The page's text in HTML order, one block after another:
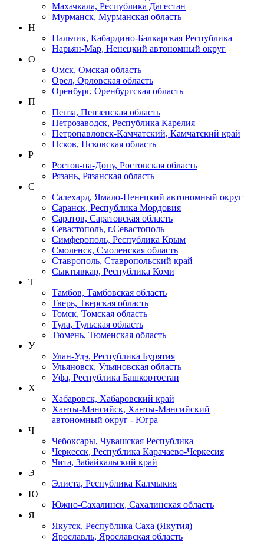
Махачкала, Республика Дагестан
Мурманск, Мурманская область
Н
Нальчик, Кабардино-Балкарская Республика
Нарьян-Мар, Ненецкий автономный округ
О
Омск, Омская область
Орел, Орловская область
Оренбург, Оренбургская область
П
Пенза, Пензенская область
Петрозаводск, Республика Карелия
Петропавловск-Камчатский, Камчатский край
Псков, Псковская область
Р
Ростов-на-Дону, Ростовская область
Рязань, Рязанская область
С
Салехард, Ямало-Ненецкий автономный округ
Саранск, Республика Мордовия
Саратов, Саратовская область
Севастополь, г.Севастополь
Симферополь, Республика Крым
Смоленск, Смоленская область
Ставрополь, Ставропольский край
Сыктывкар, Республика Коми
Т
Тамбов, Тамбовская область
Тверь, Тверская область
Томск, Томская область
Тула, Тульская область
Тюмень, Тюменская область
У
Улан-Удэ, Республика Бурятия
Ульяновск, Ульяновская область
Уфа, Республика Башкортостан
Х
Хабаровск, Хабаровский край
Ханты-Мансийск, Ханты-Мансийский
автономный округ - Югра
Ч
Чебоксары, Чувашская Республика
Черкесск, Республика Карачаево-Черкесия
Чита, Забайкальский край
Э
Элиста, Республика Калмыкия
Ю
Южно-Сахалинск, Сахалинская область
Я
Якутск, Республика Саха (Якутия)
Ярославль, Ярославская область